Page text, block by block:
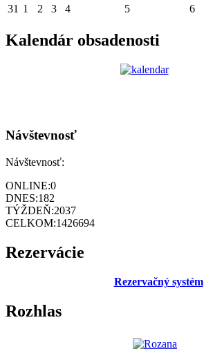
31 1 2 3 4 5 6
Kalendár obsadenosti
Návštevnosť
Návštevnosť:
ONLINE:0
DNES:182
TÝŽDEŇ:2037
CELKOM:1426694
Rezervácie
Rezervačný systém
Rozhlas